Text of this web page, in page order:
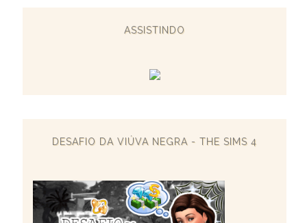
ASSISTINDO
DESAFIO DA VIÚVA NEGRA - THE SIMS 4